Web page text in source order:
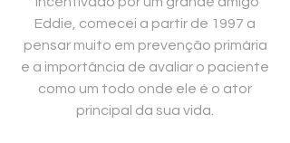
Eddie, comecei a partir de 1997 a
pensar muito em prevenção primária
e a importância de avaliar o paciente
como um todo onde ele é o ator
principal da sua vida.